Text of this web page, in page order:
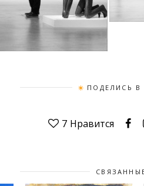
ПОДЕЛИСЬ В
7 Нравится